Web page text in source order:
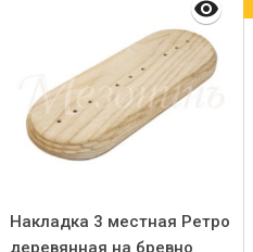
Накладка 3 местная Ретро
деревянная на бревно